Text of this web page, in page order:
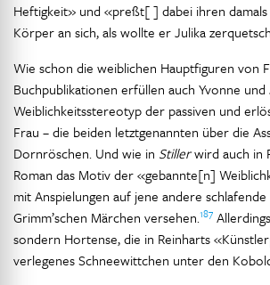
Heftigkeit» und «preßt[ ] dabei ihren damals
Körper an sich, als wollte er Julika
Wie schon die weiblichen Hauptfiguren von
Buchpublikationen erfüllen auch Yvonne und
Weiblichkeitsstereotyp der passiven und
Frau – die beiden letztgenannten über die
Dornröschen. Und wie in Stillerwird auch in
Roman das Motiv der «gebannte[n]
mit Anspielungen auf jene andere
Grimm’schen Märchen versehen.187
sondern Hortense, die in Reinharts
verlegenes Schneewittchen unter den